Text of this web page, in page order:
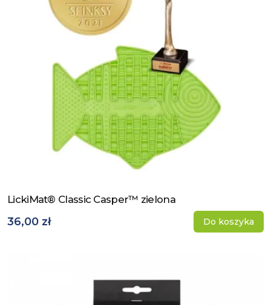
Zobacz produkt
LickiMat® Classic Casper™ zielona
36,00 zł Do koszyka